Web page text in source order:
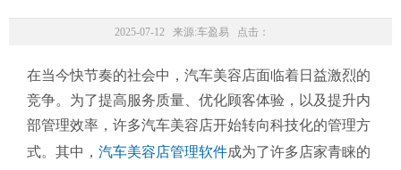
2025-07-12 来源:车盈易 点击：
在当今快节奏的社会中，汽车美容店面临着日益激烈的
竞争。为了提高服务质量、优化顾客体验，以及提升内
部管理效率，许多汽车美容店开始转向科技化的管理方
式。其中， 汽车美容店管理软件成为了许多店家青睐的